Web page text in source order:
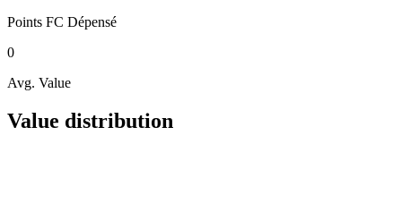
Points FC Dépensé
0
Avg. Value
Value distribution